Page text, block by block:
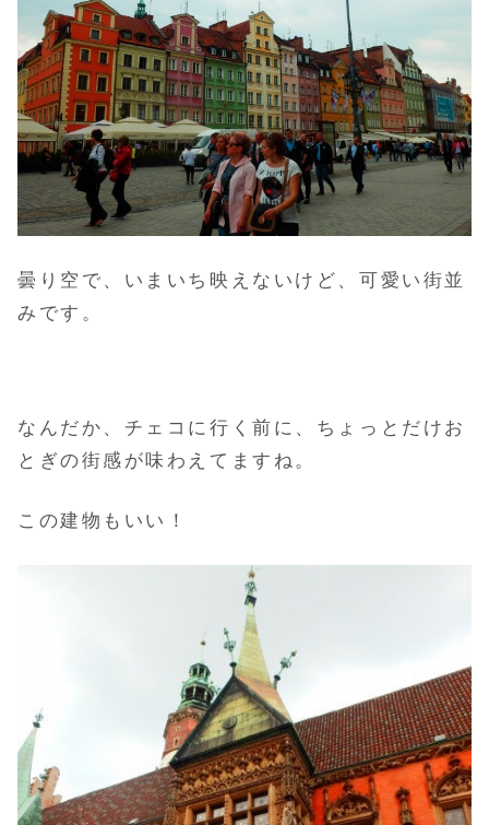
曇り空で、いまいち映えないけど、可愛い街並
みです。
なんだか、チェコに行く前に、ちょっとだけお
とぎの街感が味わえてますね。
この建物もいい！